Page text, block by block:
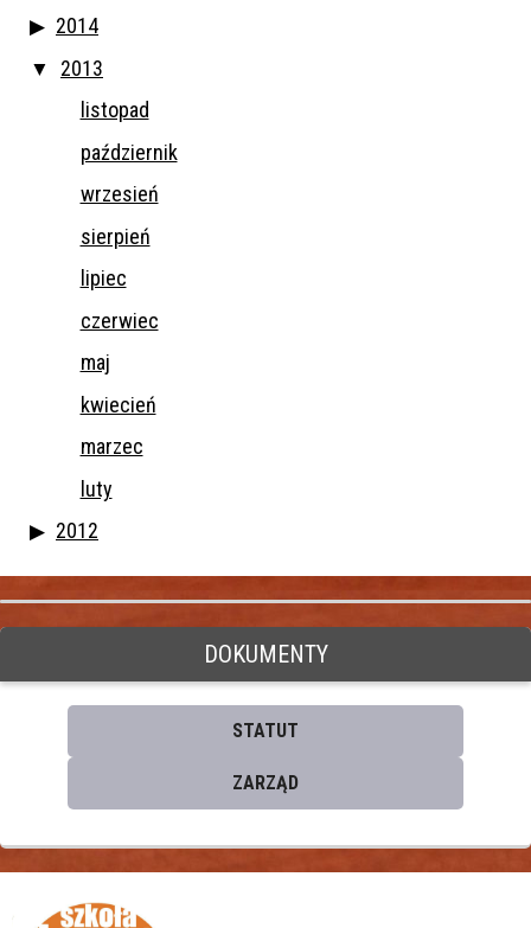
2014
2013
listopad
październik
wrzesień
sierpień
lipiec
czerwiec
maj
kwiecień
marzec
luty
2012
DOKUMENTY
STATUT
ZARZĄD